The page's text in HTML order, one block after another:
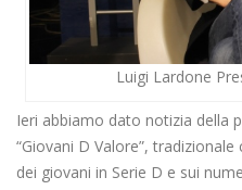
Luigi Lardone
Ieri abbiamo dato notizia della
“Giovani D Valore”,
dei giovani in Serie D e sui